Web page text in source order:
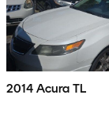
2014 Acura TL